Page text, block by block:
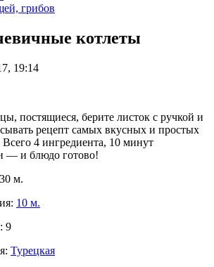
грибов
котлеты
19:14
постящиеся, берите листок с ручкой и
рецепт самых вкусных и простых
4 ингредиента, 10 минут
— и блюдо готово!
30 м.
10 м.
9
Турецкая